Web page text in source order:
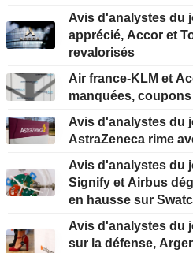
Avis d'analystes du
apprécié, Accor et
revalorisés
Air france-KLM et
manquées,
Avis d'analystes du
AstraZeneca rime
Avis d'analystes du
Signify et Airbus
en hausse sur
Avis d'analystes du
sur la défense,